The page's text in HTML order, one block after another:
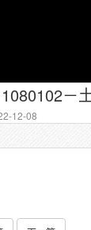
－
12-08